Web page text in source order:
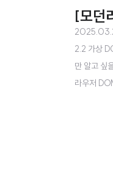
[모던
2.2 가상
만 알고 싶
라우저